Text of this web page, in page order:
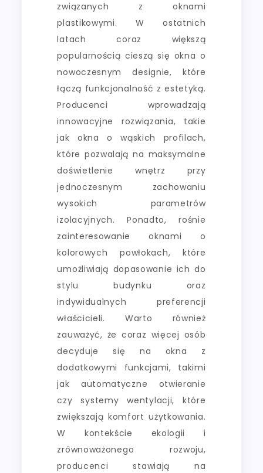
związanych z oknami
plastikowymi. W ostatnich
latach coraz większą
popularnością cieszą się okna o
nowoczesnym designie, które
łączą funkcjonalność z estetyką.
Producenci wprowadzają
innowacyjne rozwiązania, takie
jak okna o wąskich profilach,
które pozwalają na maksymalne
doświetlenie wnętrz przy
jednoczesnym zachowaniu
wysokich parametrów
izolacyjnych. Ponadto, rośnie
zainteresowanie oknami o
kolorowych powłokach, które
umożliwiają dopasowanie ich do
stylu budynku oraz
indywidualnych preferencji
właścicieli. Warto również
zauważyć, że coraz więcej osób
decyduje się na okna z
dodatkowymi funkcjami, takimi
jak automatyczne otwieranie
czy systemy wentylacji, które
zwiększają komfort użytkowania.
W kontekście ekologii i
zrównoważonego rozwoju,
producenci stawiają na